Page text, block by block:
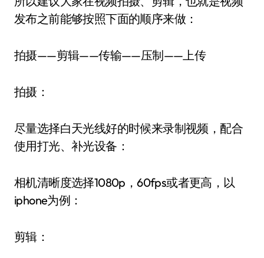
发布之前能够按照下面的顺序来做：
拍摄——剪辑——传输——压制——上传
拍摄：
尽量选择白天光线好的时候来录制视频，配合
使用打光、补光设备：
相机清晰度选择1080p，60fps或者更高，以
iphone为例：
剪辑：